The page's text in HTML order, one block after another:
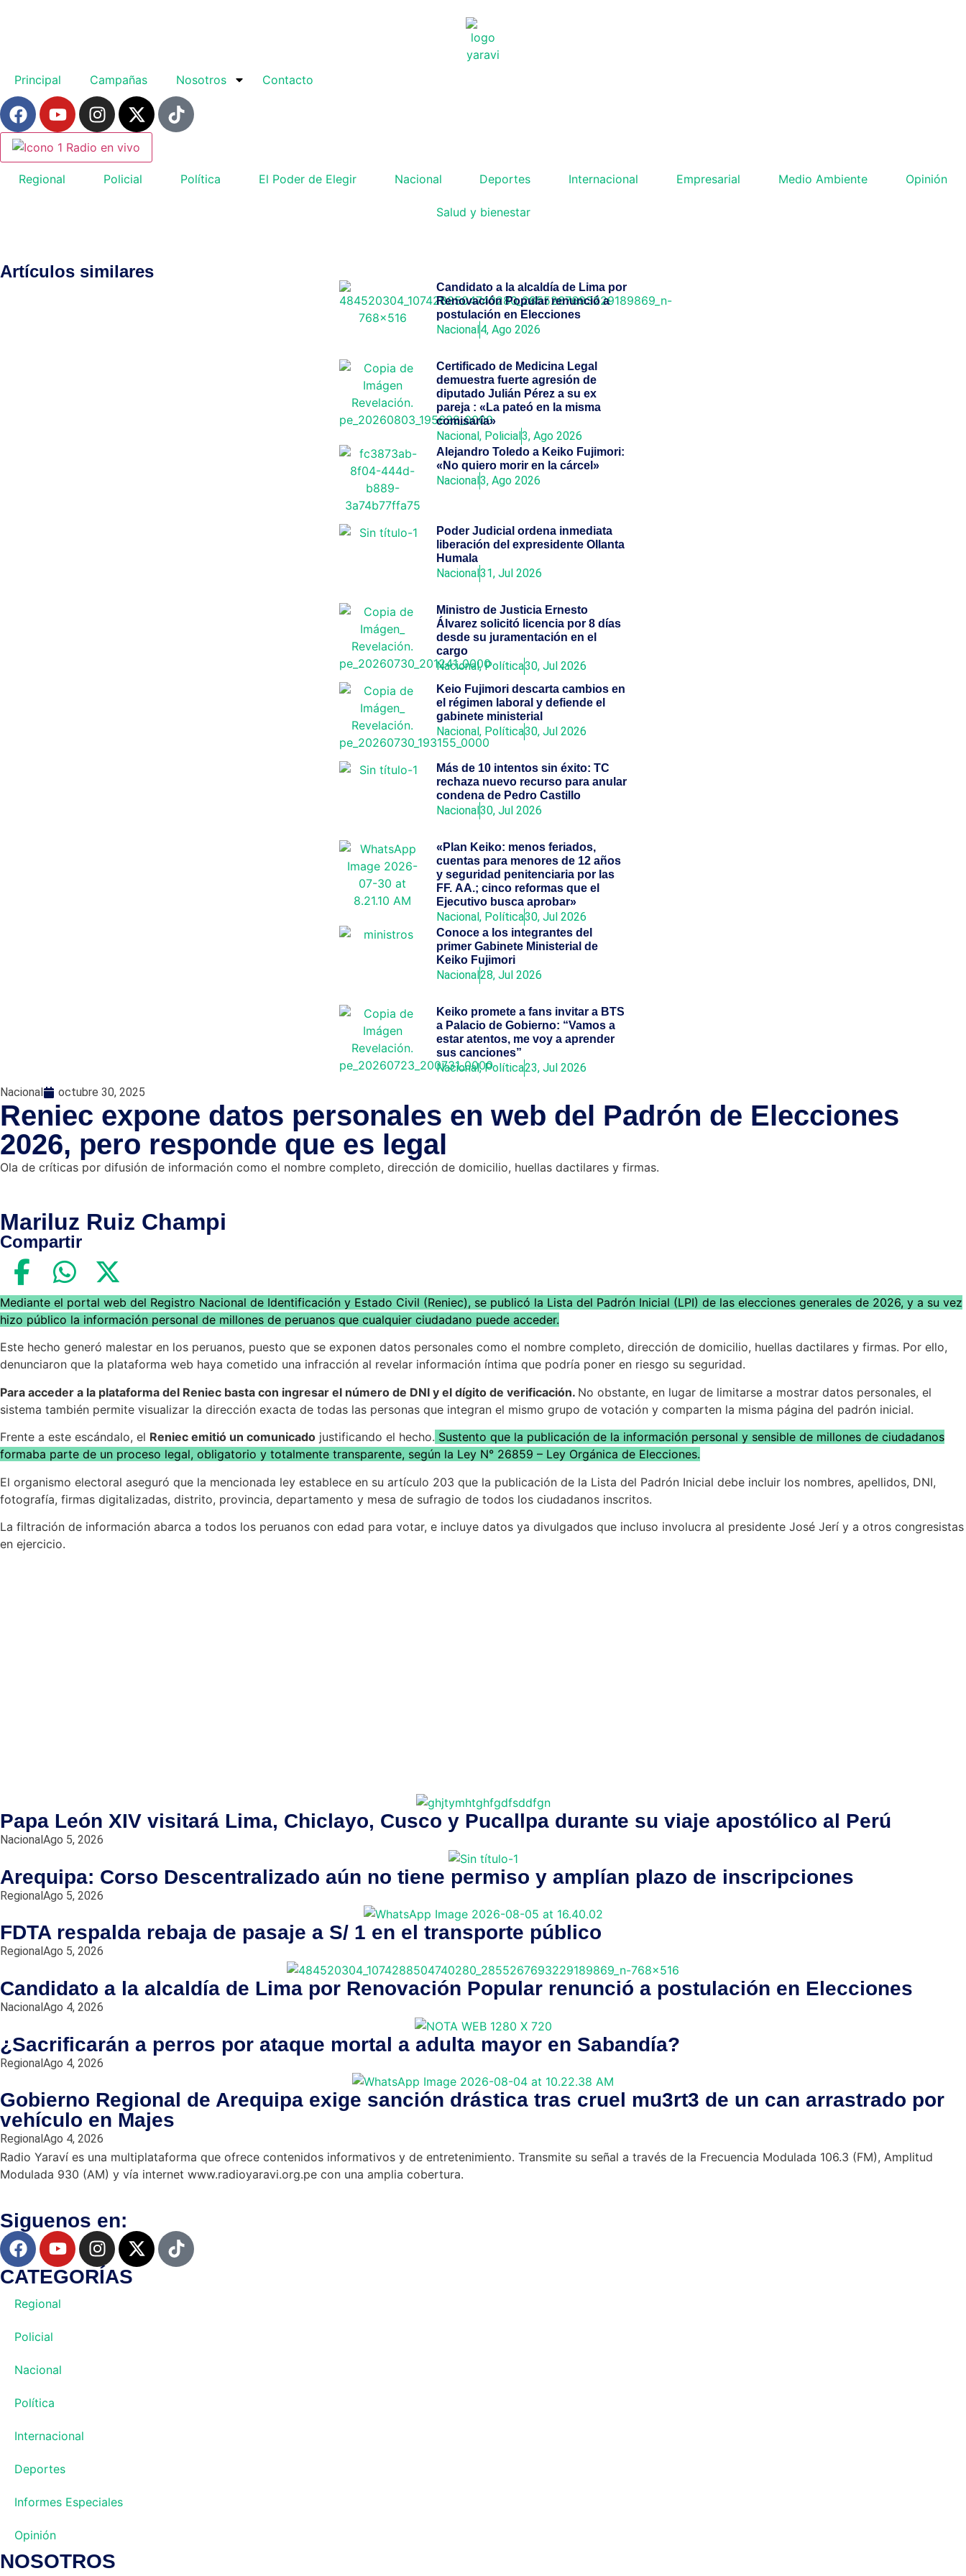
Principal Campañas Nosotros Contacto
Radio en vivo
Regional Policial Política El Poder de Elegir Nacional Deportes Internacional Empresarial Medio Ambiente Opinión
Salud y bienestar
Artículos similares
Candidato a la alcaldía de Lima por
Renovación Popular renunció a
postulación en Elecciones
Nacional4, Ago 2026
Certificado de Medicina Legal
demuestra fuerte agresión de
diputado Julián Pérez a su ex
pareja : «La pateó en la misma
comisaría»
Nacional, Policial3, Ago 2026
Alejandro Toledo a Keiko Fujimori:
«No quiero morir en la cárcel»
Nacional3, Ago 2026
Poder Judicial ordena inmediata
liberación del expresidente Ollanta
Humala
Nacional31, Jul 2026
Ministro de Justicia Ernesto
Álvarez solicitó licencia por 8 días
desde su juramentación en el
cargo
Nacional,Política30, Jul 2026
Keio Fujimori descarta cambios en
el régimen laboral y defiende el
gabinete ministerial
Nacional, Política30, Jul 2026
Más de 10 intentos sin éxito: TC
rechaza nuevo recurso para anular
condena de Pedro Castillo
Nacional30, Jul 2026
«Plan Keiko: menos feriados,
cuentas para menores de 12 años
y seguridad penitenciaria por las
FF. AA.; cinco reformas que el
Ejecutivo busca aprobar»
Nacional, Política30, Jul 2026
Conoce a los integrantes del
primer Gabinete Ministerial de
Keiko Fujimori
Nacional28, Jul 2026
Keiko promete a fans invitar a BTS
a Palacio de Gobierno: “Vamos a
estar atentos, me voy a aprender
sus canciones”
Nacional,Política23, Jul 2026
Nacional
octubre 30, 2025
Reniec expone datos personales en web del Padrón de Elecciones
2026, pero responde que es legal
Ola de críticas por difusión de información como el nombre completo, dirección de domicilio, huellas dactilares y firmas.
Mariluz Ruiz Champi
Compartir
Mediante el portal web del Registro Nacional de Identificación y Estado Civil (Reniec), se publicó la Lista del Padrón Inicial (LPI) de las elecciones generales de 2026, y a su vez
hizo público la información personal de millones de peruanos que cualquier ciudadano puede acceder.
Este hecho generó malestar en los peruanos, puesto que se exponen datos personales como el nombre completo, dirección de domicilio, huellas dactilares y firmas. Por ello,
denunciaron que la plataforma web haya cometido una infracción al revelar información íntima que podría poner en riesgo su seguridad.
Para acceder a la plataforma del Reniec basta con ingresar el número de DNI y el dígito de verificación. No obstante, en lugar de limitarse a mostrar datos personales, el
sistema también permite visualizar la dirección exacta de todas las personas que integran el mismo grupo de votación y comparten la misma página del padrón inicial.
Frente a este escándalo, el Reniec emitió un comunicado justificando el hecho. Sustento que la publicación de la información personal y sensible de millones de ciudadanos
formaba parte de un proceso legal, obligatorio y totalmente transparente, según la Ley N° 26859 – Ley Orgánica de Elecciones.
El organismo electoral aseguró que la mencionada ley establece en su artículo 203 que la publicación de la Lista del Padrón Inicial debe incluir los nombres, apellidos, DNI,
fotografía, firmas digitalizadas, distrito, provincia, departamento y mesa de sufragio de todos los ciudadanos inscritos.
La filtración de información abarca a todos los peruanos con edad para votar, e incluye datos ya divulgados que incluso involucra al presidente José Jerí y a otros congresistas
en ejercicio.
Papa León XIV visitará Lima, Chiclayo, Cusco y Pucallpa durante su viaje apostólico al Perú
NacionalAgo 5, 2026
Arequipa: Corso Descentralizado aún no tiene permiso y amplían plazo de inscripciones
RegionalAgo 5, 2026
FDTA respalda rebaja de pasaje a S/ 1 en el transporte público
Regional Ago 5, 2026
Candidato a la alcaldía de Lima por Renovación Popular renunció a postulación en Elecciones
NacionalAgo 4, 2026
¿Sacrificarán a perros por ataque mortal a adulta mayor en Sabandía?
RegionalAgo 4, 2026
Gobierno Regional de Arequipa exige sanción drástica tras cruel mu3rt3 de un can arrastrado por
vehículo en Majes
Regional Ago 4, 2026
Radio Yaraví es una multiplataforma que ofrece contenidos informativos y de entretenimiento. Transmite su señal a través de la Frecuencia Modulada 106.3 (FM), Amplitud
Modulada 930 (AM) y vía internet www.radioyaravi.org.pe con una amplia cobertura.
Siguenos en:
CATEGORÍAS
Regional
Policial
Nacional
Política
Internacional
Deportes
Informes Especiales
Opinión
NOSOTROS